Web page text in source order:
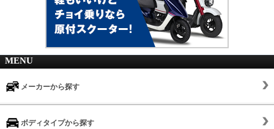
MENU
メーカーから探す
ボディタイプから探す